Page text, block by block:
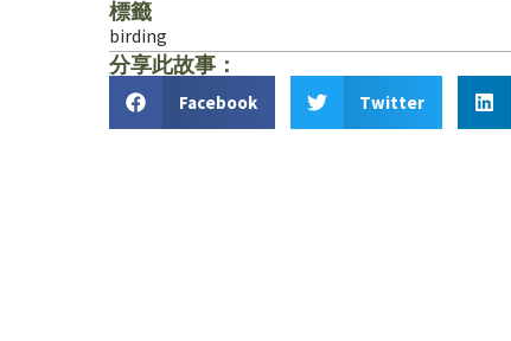
標籤
birding
分享此故事：
Facebook Twitter